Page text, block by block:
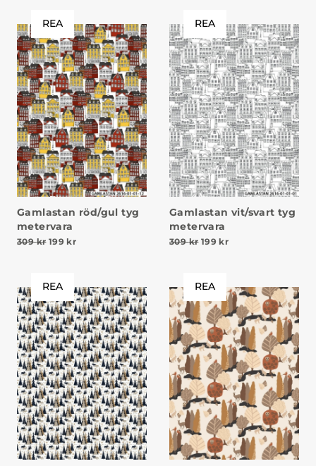
REA
Gamlastan röd/gul tyg
metervara
309kr Det ursprungliga priset var: 309 kr.
199 krDet nuvarande priset är: 199 kr.
REA
Gamlastan vit/svart tyg
metervara
309kr Det ursprungliga priset
199 krDet nuvarande
REA REA